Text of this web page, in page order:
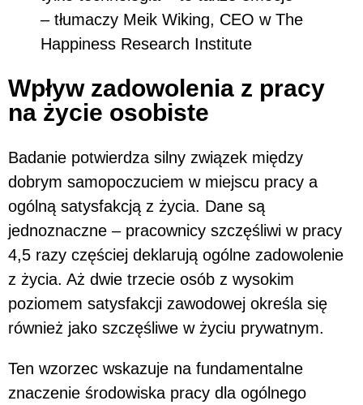
– tłumaczy Meik Wiking, CEO w The
Happiness Research Institute
Wpływ zadowolenia z pracy
na życie osobiste
Badanie potwierdza silny związek między
dobrym samopoczuciem w miejscu pracy a
ogólną satysfakcją z życia. Dane są
jednoznaczne – pracownicy szczęśliwi w pracy
4,5 razy częściej deklarują ogólne zadowolenie
z życia. Aż dwie trzecie osób z wysokim
poziomem satysfakcji zawodowej określa się
również jako szczęśliwe w życiu prywatnym.
Ten wzorzec wskazuje na fundamentalne
znaczenie środowiska pracy dla ogólnego